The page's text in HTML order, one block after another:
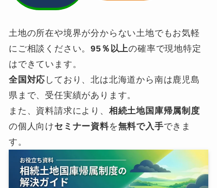
土地の所在や境界が分からない土地でもお気軽
にご相談ください。95％以上の確率で現地特定
はできています。
全国対応 しており、北は北海道から南は鹿児島
県まで、受任実績があります。
また、資料請求により、 相続土地国庫帰属制度
の個人向けセミナー資料を無料で入手できま
す。